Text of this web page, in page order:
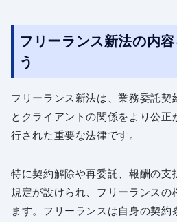
フリーランス新法の内
う
フリーランス新法は、業務委託契
とクライアントの関係をより公正
行された重要な法律です。
特に契約解除や再委託、報酬の支
規定が設けられ、フリーランスの
ます。フリーランスは自身の契約